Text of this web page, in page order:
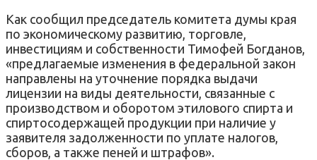
Как сообщил председатель комитета думы края
по экономическому развитию, торговле,
инвестициям и собственности Тимофей Богданов,
«предлагаемые изменения в федеральной закон
направлены на уточнение порядка выдачи
лицензии на виды деятельности, связанные с
производством и оборотом этилового спирта и
спиртосодержащей продукции при наличие у
заявителя задолженности по уплате налогов,
сборов, а также пеней и штрафов».